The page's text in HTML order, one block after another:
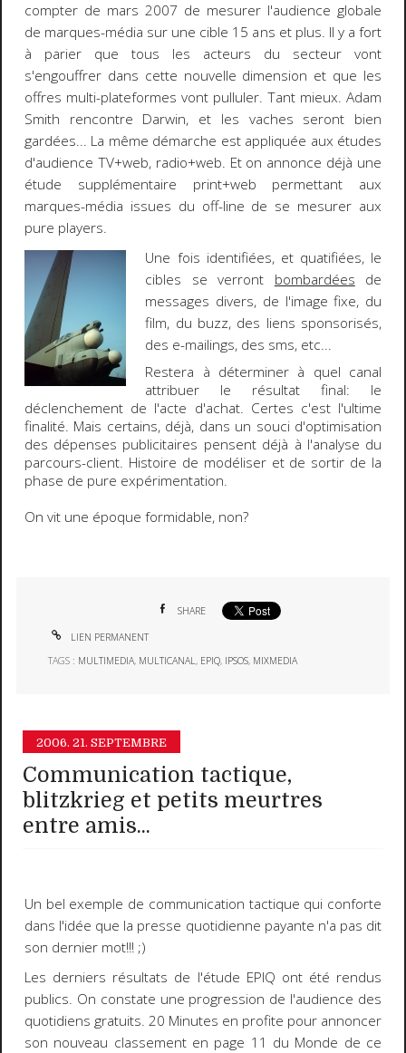
compter de mars 2007 de mesurer l'audience globale
de marques-média sur une cible 15 ans et plus. Il y a fort
à parier que tous les acteurs du secteur vont
s'engouffrer dans cette nouvelle dimension et que les
offres multi-plateformes vont pulluler. Tant mieux. Adam
Smith rencontre Darwin, et les vaches seront bien
gardées... La même démarche est appliquée aux études
d'audience TV+web, radio+web. Et on annonce déjà une
étude supplémentaire print+web permettant aux
marques-média issues du off-line de se mesurer aux
pure players.
Une fois identifiées, et quatifiées, le
cibles se verront bombardées de
messages divers, de l'image fixe, du
film, du buzz, des liens sponsorisés,
des e-mailings, des sms, etc...
Restera à déterminer à quel canal
attribuer le résultat final: le
déclenchement de l'acte d'achat. Certes c'est l'ultime
finalité. Mais certains, déjà, dans un souci d'optimisation
des dépenses publicitaires pensent déjà à l'analyse du
parcours-client. Histoire de modéliser et de sortir de la
phase de pure expérimentation.
On vit une époque formidable, non?
SHARE
LIEN PERMANENT
TAGS : MULTIMEDIA, MULTICANAL, EPIQ, IPSOS, MIXMEDIA
2006. 21. SEPTEMBRE
Communication tactique,
blitzkrieg et petits meurtres
entre amis...
Un bel exemple de communication tactique qui conforte
dans l'idée que la presse quotidienne payante n'a pas dit
son dernier mot!!!;)
Les derniers résultats de l'étude EPIQ ont été rendus
publics. On constate une progression de l'audience des
quotidiens gratuits. 20 Minutes en profite pour annoncer
son nouveau classement en page 11 du Monde de ce